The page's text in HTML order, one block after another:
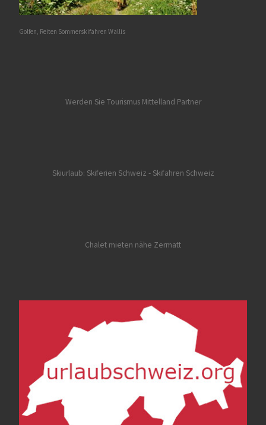
Golfen, Reiten Sommerskifahren Wallis
Werden Sie Tourismus Mittelland Partner
Skiurlaub: Skiferien Schweiz - Skifahren Schweiz
Chalet mieten nähe Zermatt